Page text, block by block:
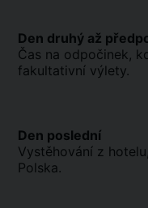
Den druhý až
Čas na odpočinek,
fakultativní výlety.
Den poslední
Vystěhování z
Polska.